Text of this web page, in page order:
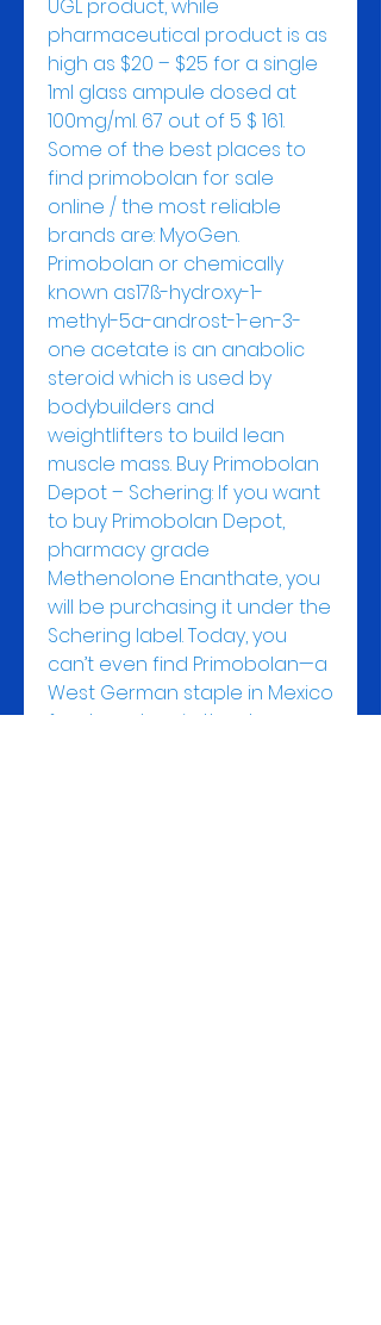
UGL product, while
pharmaceutical product is as
high as $20 – $25 for a single
1ml glass ampule dosed at
100mg/ml. 67 out of 5 $ 161.
Some of the best places to
find primobolan for sale
online / the most reliable
brands are: MyoGen.
Primobolan or chemically
known as17ß-hydroxy-1-
methyl-5a-androst-1-en-3-
one acetate is an anabolic
steroid which is used by
bodybuilders and
weightlifters to build lean
muscle mass. Buy Primobolan
Depot – Schering: If you want
to buy Primobolan Depot,
pharmacy grade
Methenolone Enanthate, you
will be purchasing it under the
Schering label. Today, you
can’t even find Primobolan—a
West German staple in Mexico
for decades—in the drug